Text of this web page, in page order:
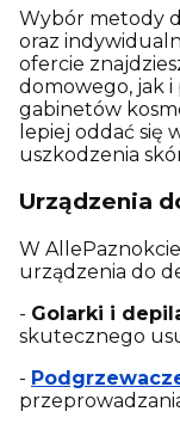
Wybór metody
oraz
ofercie
domowego, jak
gabinetów
lepiej oddać się
uszkodzenia
Urządzenia
W
urządzenia do
- Golarki i
skutecznego
-